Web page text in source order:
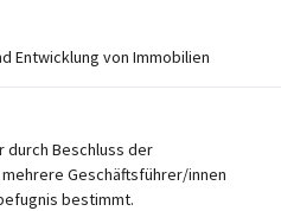
Entwicklung von Immobilien
durch Beschluss der
Geschäftsführer/innen
bestimmt.